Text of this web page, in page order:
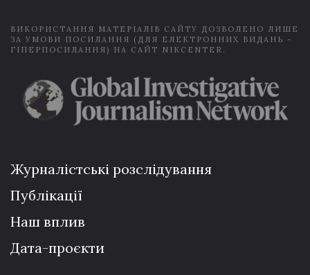
ВИКОРИСТАННЯ МАТЕРІАЛІВ САЙТУ ДОЗВОЛЕНО ЛИШЕ
ЗА УМОВИ ПОСИЛАННЯ (ДЛЯ ЕЛЕКТРОННИХ ВИДАНЬ -
ГІПЕРПОСИЛАННЯ) НА САЙТ NIKCENTER.
Журналістські розслідування
Публікації
Наш вплив
Дата-проєкти